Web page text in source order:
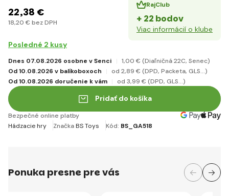
22,38 €
18,20 € bez DPH
RajClub
+ 22 bodov
Viac informácií o klube
Posledné 2 kusy
Dnes 07.08.2026 osobne v Senci 1,00 € (Diaľničná 22C, Senec)
Od 10.08.2026 v balíkoboxoch
od 2,89 € (DPD, Packeta, GLS...)
Od 10.08.2026 doručenie k vám
od 3,99 € (DPD, GLS...)
Pridať do košíka
Bezpečné online platby
Hádzacie hry
ZnačkaBS Toys Kód: BS_GA518
Ponuka presne pre vás